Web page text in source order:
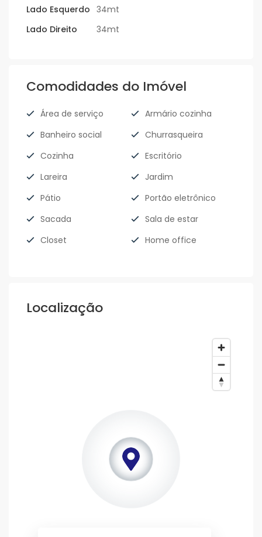
Lado Esquerdo 34mt
Lado Direito
34mt
Comodidades do Imóvel
Área de serviço
Armário cozinha
Banheiro social
Churrasqueira
Cozinha
Escritório
Lareira
Jardim
Pátio
Portão eletrônico
Sacada
Sala de estar
Closet
Home office
Localização